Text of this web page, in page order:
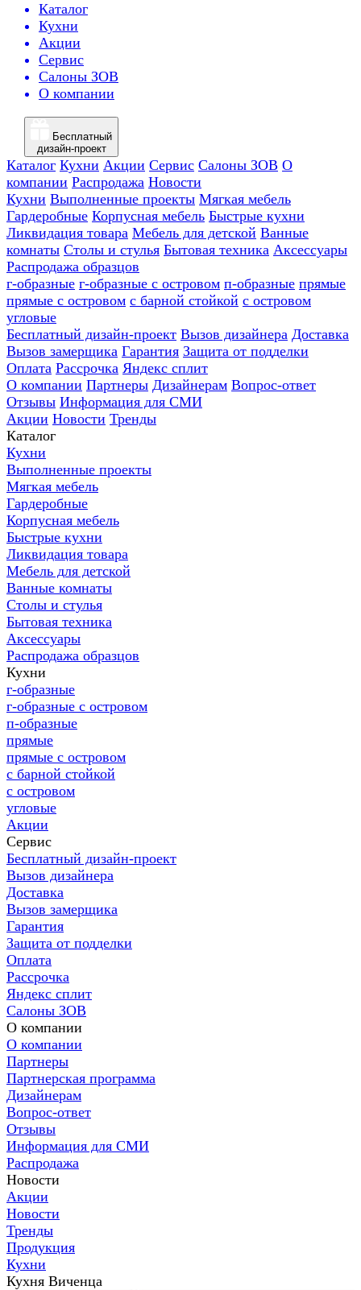
Каталог
Кухни
Акции
Сервис
Салоны ЗОВ
О компании
Бесплатный
дизайн-проект
Каталог Кухни Акции Сервис Салоны ЗОВ О
компании Распродажа Новости
Кухни Выполненные проекты Мягкая мебель
Гардеробные Корпусная мебель Быстрые кухни
Ликвидация товара Мебель для детской Ванные
комнаты Столы и стулья Бытовая техника Аксессуары
Распродажа образцов
г-образные г-образные с островом п-образные прямые
прямые с островом с барной стойкой с островом
угловые
Бесплатный дизайн-проект Вызов дизайнера Доставка
Вызов замерщика Гарантия Защита от подделки
Оплата Рассрочка Яндекс сплит
О компании Партнеры Дизайнерам Вопрос-ответ
Отзывы Информация для СМИ
Акции Новости Тренды
Каталог
Кухни
Выполненные проекты
Мягкая мебель
Гардеробные
Корпусная мебель
Быстрые кухни
Ликвидация товара
Мебель для детской
Ванные комнаты
Столы и стулья
Бытовая техника
Аксессуары
Распродажа образцов
Кухни
г-образные
г-образные с островом
п-образные
прямые
прямые с островом
с барной стойкой
с островом
угловые
Акции
Сервис
Бесплатный дизайн-проект
Вызов дизайнера
Доставка
Вызов замерщика
Гарантия
Защита от подделки
Оплата
Рассрочка
Яндекс сплит
Салоны ЗОВ
О компании
О компании
Партнеры
Партнерская программа
Дизайнерам
Вопрос-ответ
Отзывы
Информация для СМИ
Распродажа
Новости
Акции
Новости
Тренды
Продукция
Кухни
Кухня Виченца